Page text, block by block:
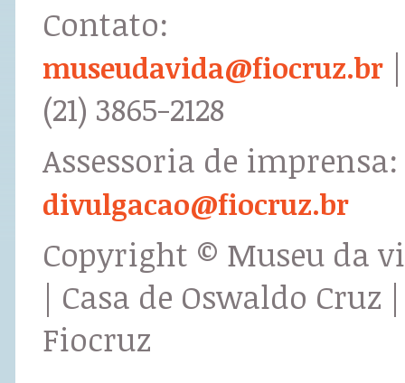
Contato:
museudavida@fiocruz.br |
(21) 3865-2128
Assessoria de imprensa:
divulgacao@fiocruz.br
Copyright © Museu da
| Casa de Oswaldo Cruz |
Fiocruz